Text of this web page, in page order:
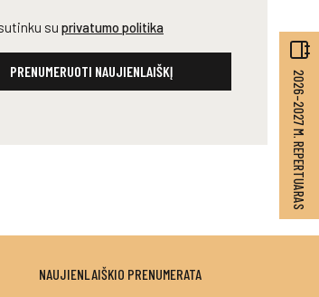
su privatumo politika
PRENUMERUOTI NAUJIENLAIŠKĮ 2026–2027 M. REPERTUARAS
NAUJIENLAIŠKIO PRENUMERATA